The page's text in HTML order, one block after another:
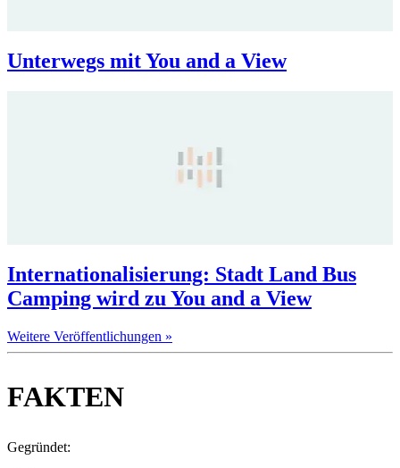
Unterwegs mit You and a View
Internationalisierung: Stadt Land Bus
Camping wird zu You and a View
Weitere Veröffentlichungen »
FAKTEN
Gegründet: